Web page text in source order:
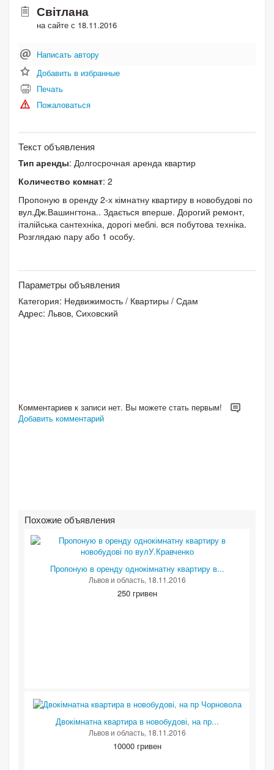
Світлана
на сайте с 18.11.2016
Написать автору
Добавить в избранные
Печать
Пожаловаться
Текст объявления
Тип аренды: Долгосрочная аренда квартир
Количество комнат: 2
Пропоную в оренду 2-х кімнатну квартиру в новобудові по
вул.Дж.Вашингтона.. Здається вперше. Дорогий ремонт,
італійська сантехніка, дорогі меблі. вся побутова техніка.
Розглядаю пару або 1 особу.
Параметры объявления
Категория: Недвижимость / Квартиры / Сдам
Адрес: Львов, Сиховский
Комментариев к записи нет. Вы можете стать первым!
Добавить комментарий
Похожие объявления
Пропоную в оренду однокімнатну квартиру в...
Львов и область, 18.11.2016
250 гривен
Двокімнатна квартира в новобудові, на пр...
Львов и область, 18.11.2016
10000 гривен